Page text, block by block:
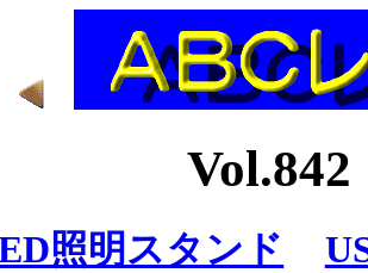
照明スタンド